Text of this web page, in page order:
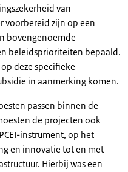
van
voorbereid zijn op een
bovengenoemde
beleidsprioriteiten bepaald.
deze specifieke
in aanmerking komen.
passen binnen de
de projecten ook
instrument, op het
en innovatie tot en met
Hierbij was een